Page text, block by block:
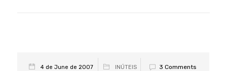
4 de June de 2007 INÚTEIS 3 Comments